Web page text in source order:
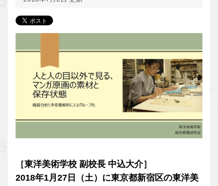
［東洋美術学校 副校長 中込大介］
2018年1月27日（土）に東京都新宿区の東洋美